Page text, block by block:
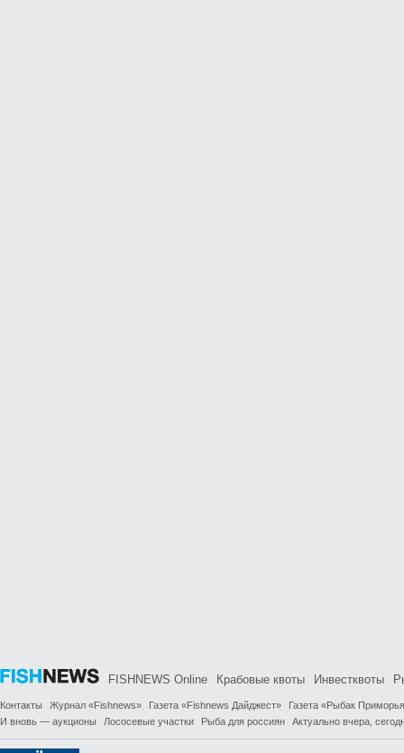
FISHNEWS Online Крабовые квоты Инвестквоты
Контакты Журнал «Fishnews» Газета «Fishnews Дайджест»
Газета «Рыбак
И вновь — аукционы
Лососевые участки Рыба для россиян Актуально вчера,